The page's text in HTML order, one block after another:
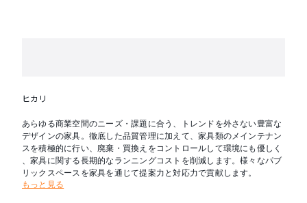
ヒカリ
あらゆる商業空間のニーズ・課題に合う、トレンドを外さない豊富な
デザインの家具。徹底した品質管理に加えて、家具類のメインテナン
スを積極的に行い、廃棄・買換えをコントロールして環境にも優しく
、家具に関する長期的なランニングコストを削減します。様々なパブ
リックスペースを家具を通じて提案力と対応力で貢献します。
もっと見る